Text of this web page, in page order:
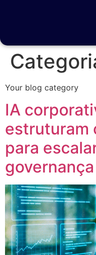
Your blog category
IA
estruturam
para
governança